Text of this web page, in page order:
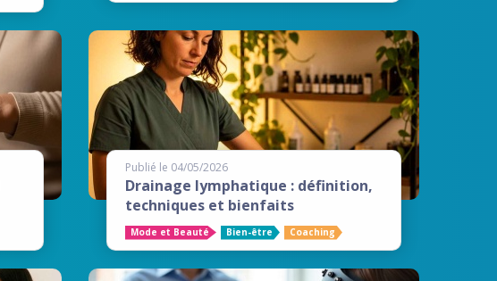
Publié le 04/05/2026
Drainage lymphatique : définition,
techniques et bienfaits
Mode et Beauté Bien-être Coaching